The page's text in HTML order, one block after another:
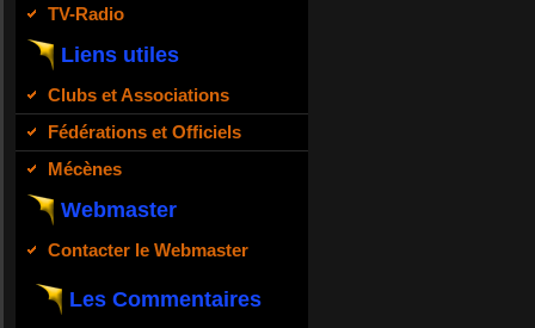
TV-Radio
Liens utiles
Clubs et Associations
Fédérations et Officiels
Mécènes
Webmaster
Contacter le Webmaster
Les Commentaires